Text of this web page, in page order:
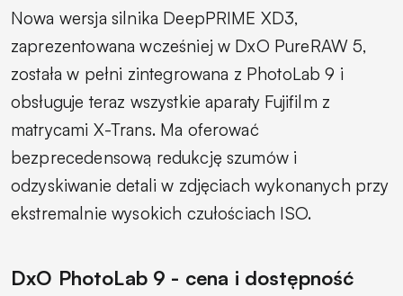
Nowa wersja silnika DeepPRIME XD3,
zaprezentowana wcześniej w DxO PureRAW 5,
została w pełni zintegrowana z PhotoLab 9 i
obsługuje teraz wszystkie aparaty Fujifilm z
matrycami X-Trans. Ma oferować
bezprecedensową redukcję szumów i
odzyskiwanie detali w zdjęciach wykonanych przy
ekstremalnie wysokich czułościach ISO.
DxO PhotoLab 9 - cena i dostępność